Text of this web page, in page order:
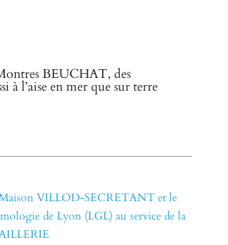
BEUCHAT, des
à l’aise en mer que sur terre